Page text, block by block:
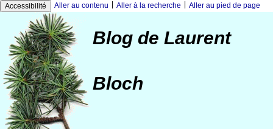
Accessibilité Aller au contenu Aller à la recherche Aller au pied de page
Blog de Laurent
Bloch